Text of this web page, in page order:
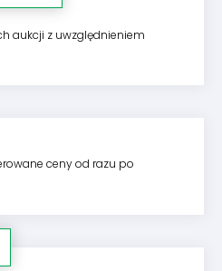
aukcji z uwzględnieniem
ceny od razu po